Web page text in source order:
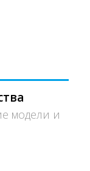
модели и